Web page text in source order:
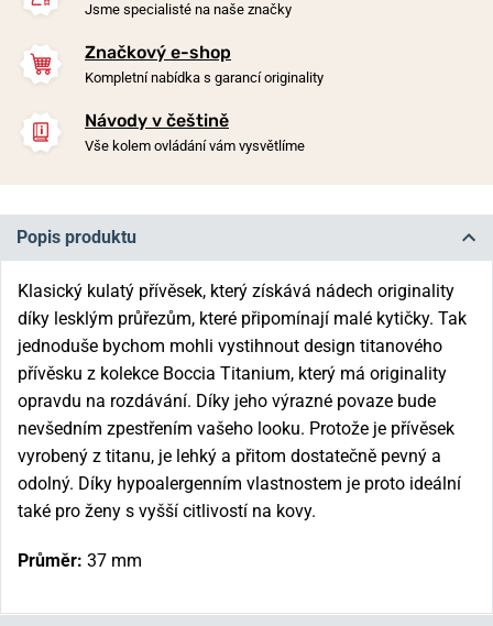
Jsme specialisté na naše značky
Značkový e-shop
Kompletní nabídka s garancí originality
Návody v češtině
Vše kolem ovládání vám vysvětlíme
Popis produktu
Klasický kulatý přívěsek, který získává nádech originality
díky lesklým průřezům, které připomínají malé kytičky. Tak
jednoduše bychom mohli vystihnout design titanového
přívěsku z kolekce Boccia Titanium, který má originality
opravdu na rozdávání. Díky jeho výrazné povaze bude
nevšedním zpestřením vašeho looku. Protože je přívěsek
vyrobený z titanu, je lehký a přitom dostatečně pevný a
odolný. Díky hypoalergenním vlastnostem je proto ideální
také pro ženy s vyšší citlivostí na kovy.
Průměr: 37 mm